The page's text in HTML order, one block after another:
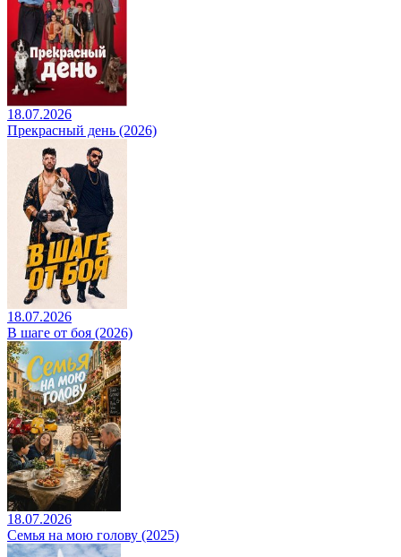
18.07.2026
Прекрасный день (2026)
18.07.2026
В шаге от боя (2026)
18.07.2026
Семья на мою голову (2025)